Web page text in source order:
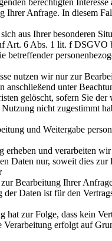
berechtigten
Ihrer Anfrage. In diesem
aus Ihrer besonderen
Art. 6 Abs. 1 lit. f DSGVO
betreffender
nutzen wir nur zur
anschließend unter
gelöscht, sofern Sie der
nicht zugestimmt
und Weitergabe
erheben und verarbeiten
Daten nur, soweit dies
Bearbeitung Ihrer
der Daten ist für den
hat zur Folge, dass kein
Verarbeitung erfolgt auf